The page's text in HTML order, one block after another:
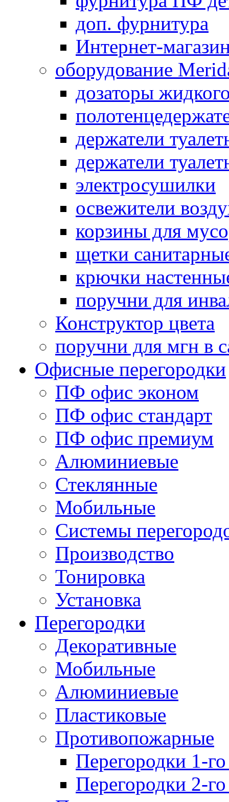
доп. фурнитура
Интернет-
оборудование
дозаторы
держатели
держатели
электросушилки
освежители
корзины для
щетки
крючки
поручни для
Конструктор цвета
поручни для мгн в
Офисные перегородки
ПФ офис эконом
ПФ офис стандарт
ПФ офис премиум
Алюминиевые
Стеклянные
Мобильные
Системы
Производство
Тонировка
Установка
Перегородки
Декоративные
Мобильные
Алюминиевые
Пластиковые
Противопожарные
Перегородки 1-
Перегородки 2-